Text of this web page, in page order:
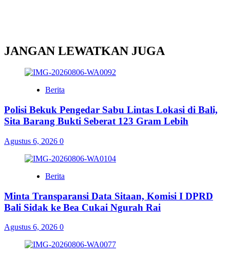
JANGAN LEWATKAN JUGA
Berita
Polisi Bekuk Pengedar Sabu Lintas Lokasi di Bali,
Sita Barang Bukti Seberat 123 Gram Lebih
Agustus 6, 2026 0
Berita
Minta Transparansi Data Sitaan, Komisi I DPRD
Bali Sidak ke Bea Cukai Ngurah Rai
Agustus 6, 2026 0